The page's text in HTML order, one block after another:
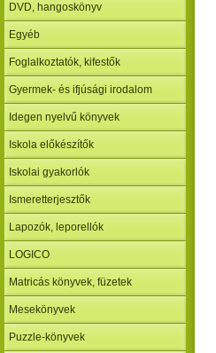
DVD, hangoskönyv
Egyéb
Foglalkoztatók, kifestők
Gyermek- és ifjúsági irodalom
Idegen nyelvű könyvek
Iskola előkészítők
Iskolai gyakorlók
Ismeretterjesztők
Lapozók, leporellók
LOGICO
Matricás könyvek, füzetek
Mesekönyvek
Puzzle-könyvek